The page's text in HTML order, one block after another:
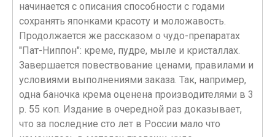
начинается с описания способности с годами
сохранять японками красоту и моложавость.
Продолжается же рассказом о чудо-препаратах
"Пат-Ниппон": креме, пудре, мыле и кристаллах.
Завершается повествование ценами, правилами и
условиями выполнениями заказа. Так, например,
одна баночка крема оценена производителями в 3
р. 55 коп. Издание в очередной раз доказывает,
что за последние сто лет в России мало что